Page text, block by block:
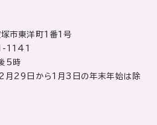
市東洋町1番1号
1141
5時
月29日から1月3日の年末年始は除